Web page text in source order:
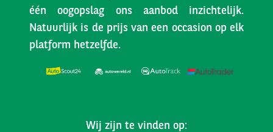
één oogopslag ons aanbod inzichtelijk.
Natuurlijk is de prijs van een occasion op elk
platform hetzelfde.
Wij zijn te vinden op: